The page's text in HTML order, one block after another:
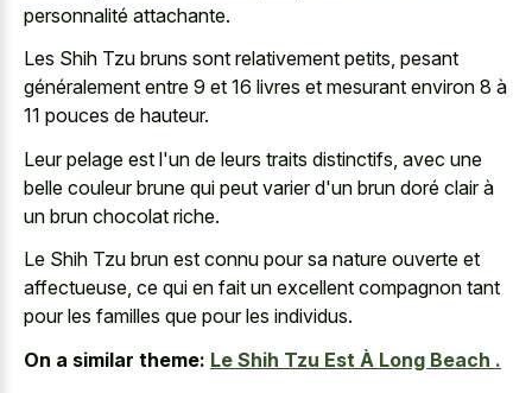
personnalité attachante.
Les Shih Tzu bruns sont relativement petits, pesant
généralement entre 9 et 16 livres et mesurant environ 8 à
11 pouces de hauteur.
Leur pelage est l'un de leurs traits distinctifs, avec une
belle couleur brune qui peut varier d'un brun doré clair à
un brun chocolat riche.
Le Shih Tzu brun est connu pour sa nature ouverte et
affectueuse, ce qui en fait un excellent compagnon tant
pour les familles que pour les individus.
On a similar theme: Le Shih Tzu Est À Long Beach .